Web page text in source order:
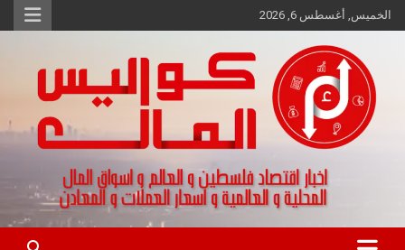
Skip
to
الخميس, أغسطس 6, 2026
كواليس المال
اخبار اقتصاد فلسطين و العالم و تقارير اسواق المال و العملات